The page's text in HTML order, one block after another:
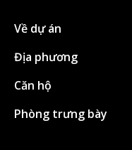
Về dự án
Địa phương
Căn hộ
Phòng trưng bày